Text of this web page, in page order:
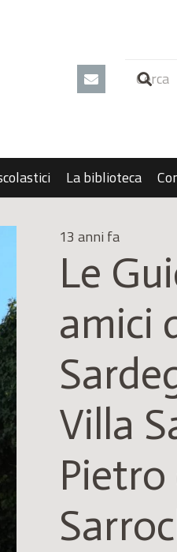
La biblioteca
13 anni fa
Le
amici
Villa
Pietro